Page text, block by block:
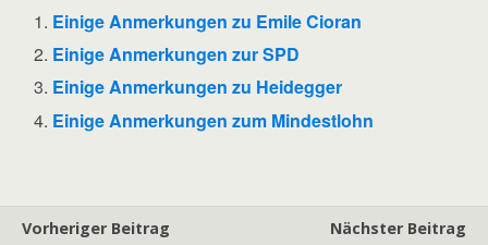
Einige Anmerkungen zu Emile Cioran
Einige Anmerkungen zur SPD
Einige Anmerkungen zu Heidegger
Einige Anmerkungen zum Mindestlohn
Vorheriger Beitrag
Nächster Beitrag